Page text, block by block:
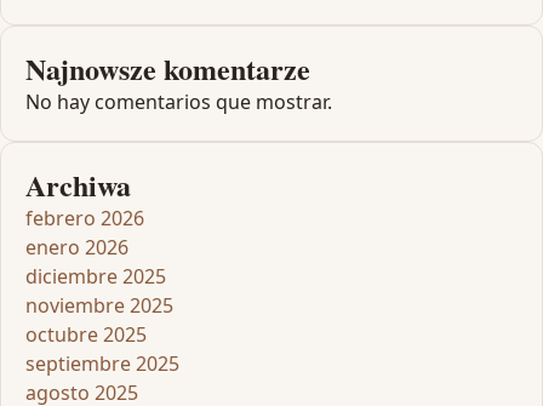
Najnowsze komentarze
No hay comentarios que mostrar.
Archiwa
febrero 2026
enero 2026
diciembre 2025
noviembre 2025
octubre 2025
septiembre 2025
agosto 2025